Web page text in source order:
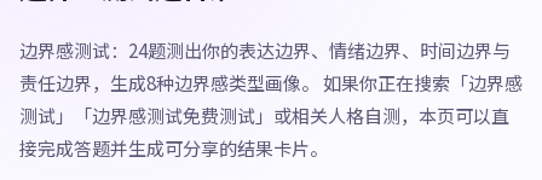
边界感测试：24题测出你的表达边界、情绪边界、时间边界与
责任边界，生成8种边界感类型画像。 如果你正在搜索「边界感
测试」「边界感测试免费测试」或相关人格自测，本页可以直
接完成答题并生成可分享的结果卡片。